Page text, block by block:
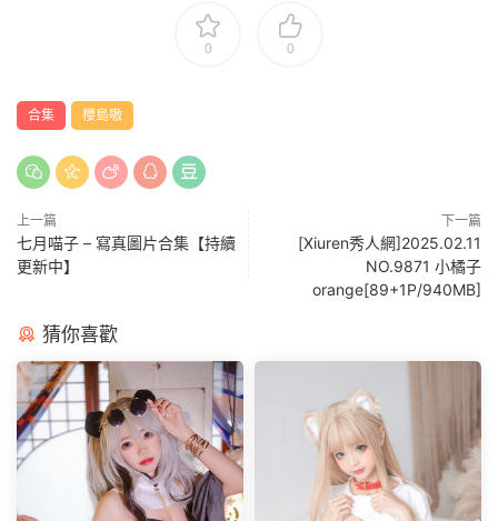
0 0
合集 櫻島嗷
上一篇
七月喵子 – 寫真圖片合集【持續
更新中】
下一篇
[Xiuren秀人網]2025.02.11
NO.9871 小橘子
orange[89+1P/940MB]
猜你喜歡